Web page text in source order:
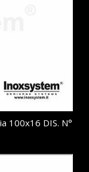
100x16 DIS. N°